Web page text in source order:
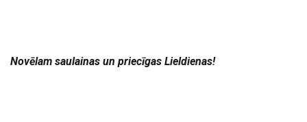
Novēlam saulainas un priecīgas Lieldienas!